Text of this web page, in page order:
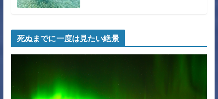
死ぬまでに一度は見たい絶景